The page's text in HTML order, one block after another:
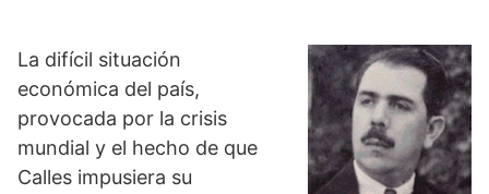
La difícil situación
económica del país,
provocada por la crisis
mundial y el hecho de que
Calles impusiera su